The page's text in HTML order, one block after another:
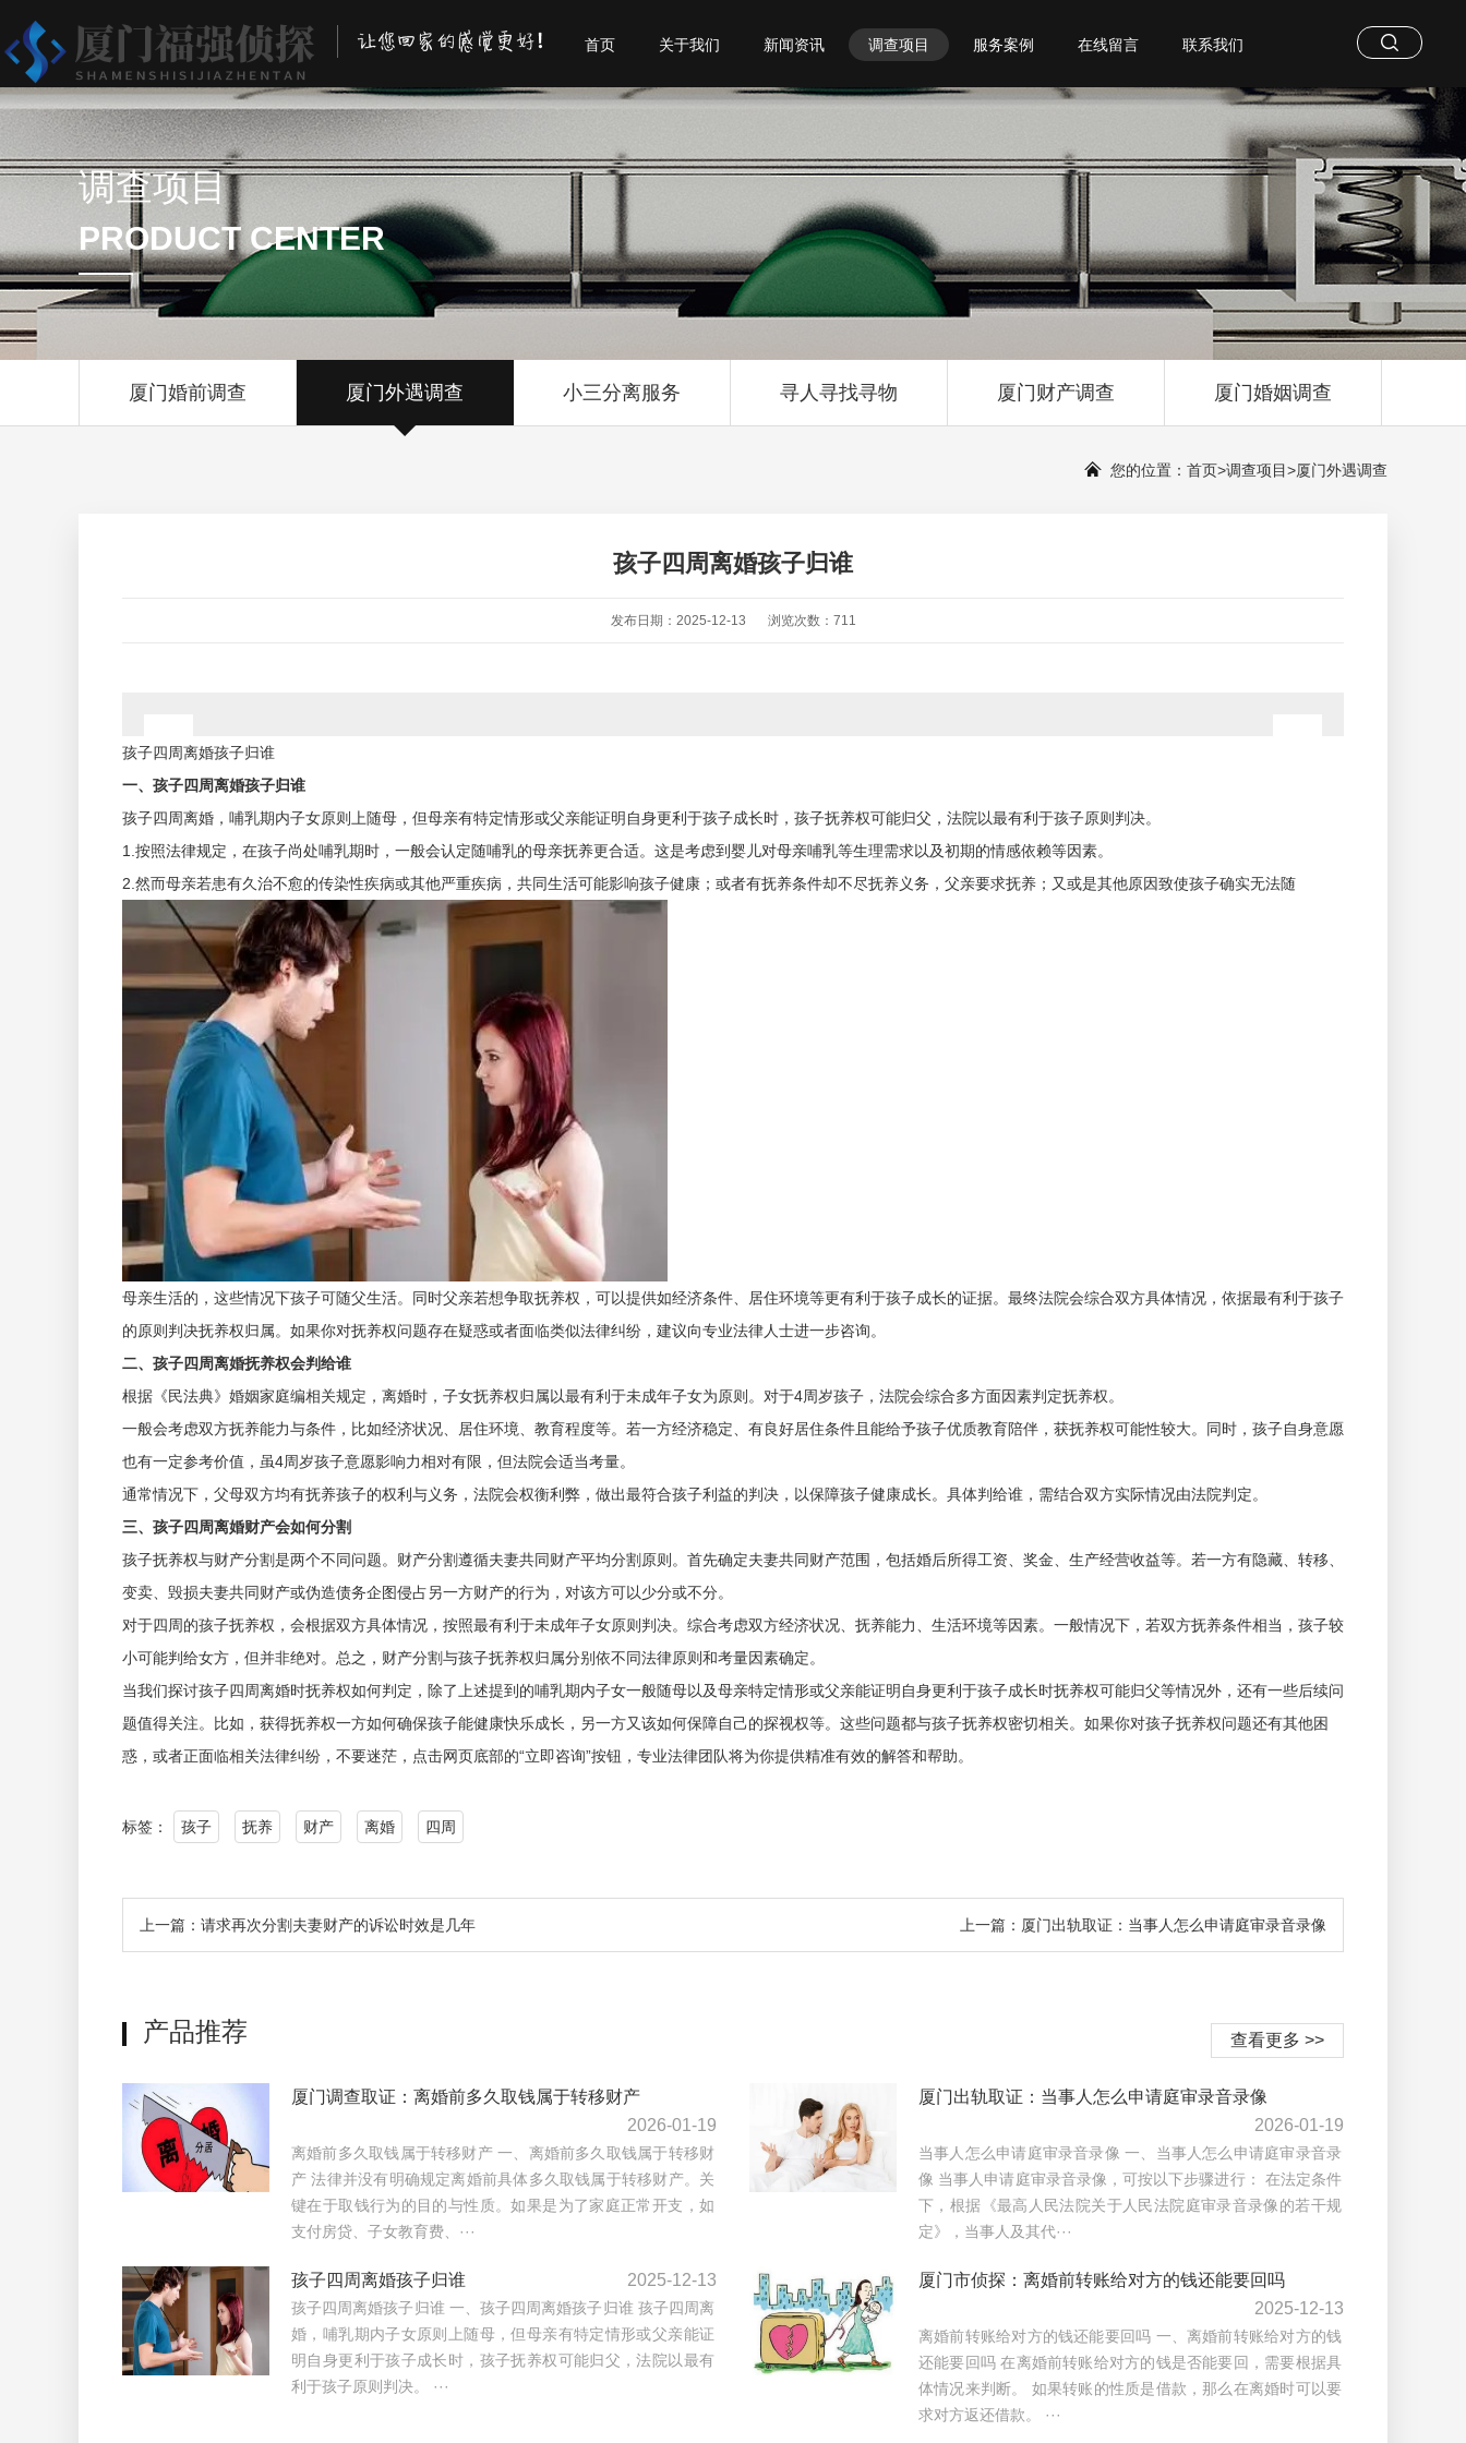
首页 关于我们 新闻资讯 调查项目 服务案例 在线留言 联系我们
调查项目
PRODUCT CENTER
厦门婚前调查 厦门外遇调查 小三分离服务 寻人寻找寻物 厦门财产调查 厦门婚姻调查
您的位置： 首页>调查项目>厦门外遇调查
孩子四周离婚孩子归谁
发布日期：2025-12-13 浏览次数：711
孩子四周离婚孩子归谁
一、孩子四周离婚孩子归谁
孩子四周离婚，哺乳期内子女原则上随母，但母亲有特定情形或父亲能证明自身更利于孩子成长时，孩子抚养权可能归父，法院以最有利于孩子原则判决。
1.按照法律规定，在孩子尚处哺乳期时，一般会认定随哺乳的母亲抚养更合适。这是考虑到婴儿对母亲哺乳等生理需求以及初期的情感依赖等因素。
2.然而母亲若患有久治不愈的传染性疾病或其他严重疾病，共同生活可能影响孩子健康；或者有抚养条件却不尽抚养义务，父亲要求抚养；又或是其他原因致使孩子确实无法随
母亲生活的，这些情况下孩子可随父生活。同时父亲若想争取抚养权，可以提供如经济条件、居住环境等更有利于孩子成长的证据。最终法院会综合双方具体情况，依据最有利于孩子
的原则判决抚养权归属。如果你对抚养权问题存在疑惑或者面临类似法律纠纷，建议向专业法律人士进一步咨询。
二、孩子四周离婚抚养权会判给谁
根据《民法典》婚姻家庭编相关规定，离婚时，子女抚养权归属以最有利于未成年子女为原则。对于4周岁孩子，法院会综合多方面因素判定抚养权。
一般会考虑双方抚养能力与条件，比如经济状况、居住环境、教育程度等。若一方经济稳定、有良好居住条件且能给予孩子优质教育陪伴，获抚养权可能性较大。同时，孩子自身意愿
也有一定参考价值，虽4周岁孩子意愿影响力相对有限，但法院会适当考量。
通常情况下，父母双方均有抚养孩子的权利与义务，法院会权衡利弊，做出最符合孩子利益的判决，以保障孩子健康成长。具体判给谁，需结合双方实际情况由法院判定。
三、孩子四周离婚财产会如何分割
孩子抚养权与财产分割是两个不同问题。财产分割遵循夫妻共同财产平均分割原则。首先确定夫妻共同财产范围，包括婚后所得工资、奖金、生产经营收益等。若一方有隐藏、转移、
变卖、毁损夫妻共同财产或伪造债务企图侵占另一方财产的行为，对该方可以少分或不分。
对于四周的孩子抚养权，会根据双方具体情况，按照最有利于未成年子女原则判决。综合考虑双方经济状况、抚养能力、生活环境等因素。一般情况下，若双方抚养条件相当，孩子较
小可能判给女方，但并非绝对。总之，财产分割与孩子抚养权归属分别依不同法律原则和考量因素确定。
当我们探讨孩子四周离婚时抚养权如何判定，除了上述提到的哺乳期内子女一般随母以及母亲特定情形或父亲能证明自身更利于孩子成长时抚养权可能归父等情况外，还有一些后续问
题值得关注。比如，获得抚养权一方如何确保孩子能健康快乐成长，另一方又该如何保障自己的探视权等。这些问题都与孩子抚养权密切相关。如果你对孩子抚养权问题还有其他困
惑，或者正面临相关法律纠纷，不要迷茫，点击网页底部的“立即咨询”按钮，专业法律团队将为你提供精准有效的解答和帮助。
标签： 孩子 抚养 财产 离婚 四周
上一篇：请求再次分割夫妻财产的诉讼时效是几年 上一篇：厦门出轨取证：当事人怎么申请庭审录音录像
查看更多 >>
产品推荐
厦门调查取证：离婚前多久取钱属于转移财产
2026-01-19
离婚前多久取钱属于转移财产 一、离婚前多久取钱属于转移财
产 法律并没有明确规定离婚前具体多久取钱属于转移财产。关
键在于取钱行为的目的与性质。如果是为了家庭正常开支，如
支付房贷、子女教育费、···
厦门出轨取证：当事人怎么申请庭审录音录像
2026-01-19
当事人怎么申请庭审录音录像 一、当事人怎么申请庭审录音录
像 当事人申请庭审录音录像，可按以下步骤进行： 在法定条件
下，根据《最高人民法院关于人民法院庭审录音录像的若干规
定》，当事人及其代···
孩子四周离婚孩子归谁 2025-12-13
孩子四周离婚孩子归谁 一、孩子四周离婚孩子归谁 孩子四周离
婚，哺乳期内子女原则上随母，但母亲有特定情形或父亲能证
明自身更利于孩子成长时，孩子抚养权可能归父，法院以最有
利于孩子原则判决。 ···
厦门市侦探：离婚前转账给对方的钱还能要回吗
2025-12-13
离婚前转账给对方的钱还能要回吗 一、离婚前转账给对方的钱
还能要回吗 在离婚前转账给对方的钱是否能要回，需要根据具
体情况来判断。 如果转账的性质是借款，那么在离婚时可以要
求对方返还借款。 ···